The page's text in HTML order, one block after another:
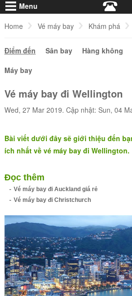
Menu
Home Vé máy bay Khám phá
Vé máy bay đi Wellington
Điểm đến Sân bay Hàng không
Máy bay
Vé máy bay đi Wellington
Wed, 27 Mar 2019. Cập nhật: Sun, 04
Bài viết dưới đây sẽ giới thiệu đến
ích nhất về vé máy bay đi Wellington.
Đọc thêm
Vé máy bay đi Auckland giá rẻ
Vé máy bay đi Christchurch